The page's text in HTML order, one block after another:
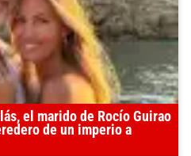
el marido de Rocío Guirao
de un imperio a